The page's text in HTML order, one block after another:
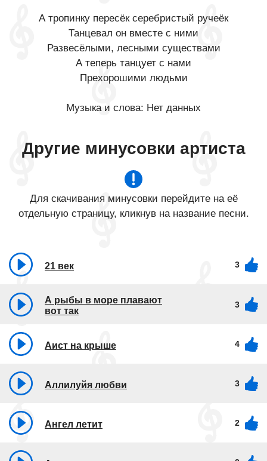
А тропинку пересёк серебристый ручеёк
Танцевал он вместе с ними
Развесёлыми, лесными существами
А теперь танцует с нами
Прехорошими людьми
Музыка и слова: Нет данных
Другие минусовки артиста
Для скачивания минусовки перейдите на её
отдельную страницу, кликнув на название песни.
21 век 3
А рыбы в море плавают
вот так
3
Аист на крыше 4
Аллилуйя любви 3
Ангел летит 2